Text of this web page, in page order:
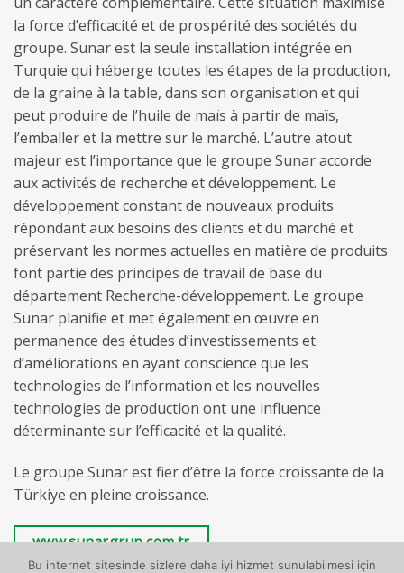
la force d’efficacité et de prospérité des sociétés du
groupe. Sunar est la seule installation intégrée en
Turquie qui héberge toutes les étapes de la production,
de la graine à la table, dans son organisation et qui
peut produire de l’huile de maïs à partir de maïs,
l’emballer et la mettre sur le marché. L’autre atout
majeur est l’importance que le groupe Sunar accorde
aux activités de recherche et développement. Le
développement constant de nouveaux produits
répondant aux besoins des clients et du marché et
préservant les normes actuelles en matière de produits
font partie des principes de travail de base du
département Recherche-développement. Le groupe
Sunar planifie et met également en œuvre en
permanence des études d’investissements et
d’améliorations en ayant conscience que les
technologies de l’information et les nouvelles
technologies de production ont une influence
déterminante sur l’efficacité et la qualité.
Le groupe Sunar est fier d’être la force croissante de la
Türkiye en pleine croissance.
www.sunargrup.com.tr
Bu internet sitesinde sizlere daha iyi hizmet sunulabilmesi için